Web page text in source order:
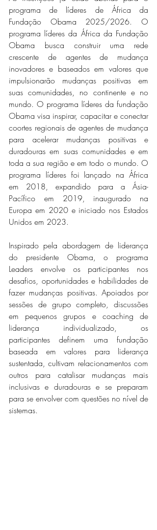
programa de líderes de África da
Fundação Obama 2025/2026. O
programa líderes da África da Fundação
Obama busca construir uma rede
crescente de agentes de mudança
inovadores e baseados em valores que
impulsionarão mudanças positivas em
suas comunidades, no continente e no
mundo. O programa líderes da fundação
Obama visa inspirar, capacitar e conectar
coortes regionais de agentes de mudança
para acelerar mudanças positivas e
duradouras em suas comunidades e em
toda a sua região e em todo o mundo. O
programa líderes foi lançado na África
em 2018, expandido para a Ásia-
Pacífico em 2019, inaugurado na
Europa em 2020 e iniciado nos Estados
Unidos em 2023.
Inspirado pela abordagem de liderança
do presidente Obama, o programa
Leaders envolve os participantes nos
desafios, oportunidades e habilidades de
fazer mudanças positivas. Apoiados por
sessões de grupo completo, discussões
em pequenos grupos e coaching de
liderança individualizado, os
participantes definem uma fundação
baseada em valores para liderança
sustentada, cultivam relacionamentos com
outros para catalisar mudanças mais
inclusivas e duradouras e se preparam
para se envolver com questões no nível de
sistemas.